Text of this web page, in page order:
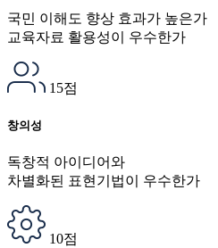
국민 이해도 향상 효과가 높은가
교육자료 활용성이 우수한가
15점
창의성
독창적 아이디어와
차별화된 표현기법이 우수한가
10점